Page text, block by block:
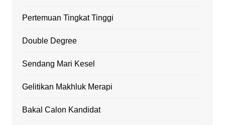
Pertemuan Tingkat Tinggi
Double Degree
Sendang Mari Kesel
Gelitikan Makhluk Merapi
Bakal Calon Kandidat